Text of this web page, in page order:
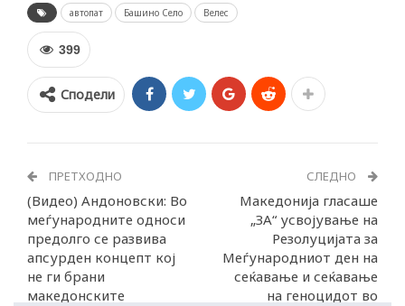
автопат Башино Село Велес
399
Сподели
ПРЕТХОДНО
(Видео) Андоновски: Во
меѓународните односи
предолго се развива
апсурден концепт кој
не ги брани
македонските
СЛЕДНО
Македонија гласаше
„ЗА“ усвојување на
Резолуцијата за
Меѓународниот ден на
сеќавање и сеќавање
на геноцидот во